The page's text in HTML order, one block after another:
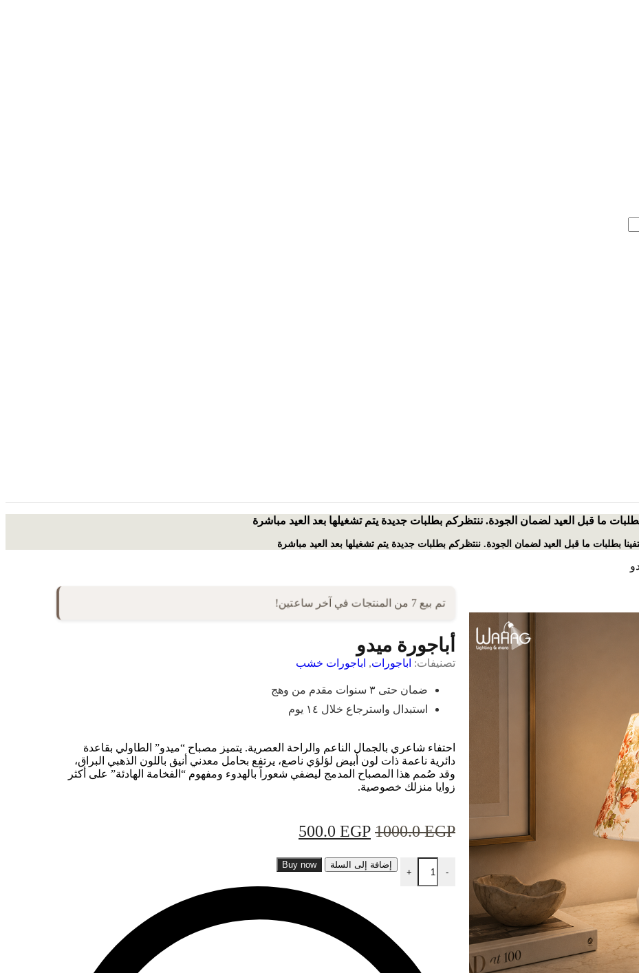
بطلبات ما قبل العيد لضمان الجودة. ننتظركم بطلبات جديدة يتم تشغيلها بعد العيد مباشرة
بطلبات ما قبل العيد لضمان الجودة. ننتظركم بطلبات جديدة يتم تشغيلها بعد العيد مباشرة
تم بيع 7 من المنتجات في آخر ساعتين!
أباجورة ميدو
تصنيفات: اباجورات, اباجورات خشب
ضمان حتى ٣ سنوات مقدم من وهج
استبدال واسترجاع خلال ١٤ يوم
احتفاء شاعري بالجمال الناعم والراحة العصرية. يتميز مصباح “ميدو” الطاولي بقاعدة
دائرية ناعمة ذات لون أبيض لؤلؤي ناصع، يرتفع بحامل معدني أنيق باللون الذهبي البراق،
وقد صُمم هذا المصباح المدمج ليضفي شعوراً بالهدوء ومفهوم “الفخامة الهادئة” على أكثر
زوايا منزلك خصوصية.
1000.0EGP
500.0 EGP
-
+
إضافة إلى السلة Buy now